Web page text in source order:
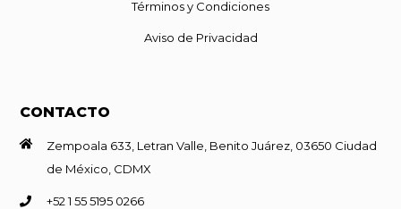
Términos y Condiciones
Aviso de Privacidad
CONTACTO
Zempoala 633, Letran Valle, Benito Juárez, 03650 Ciudad
de México, CDMX
+52 1 55 5195 0266